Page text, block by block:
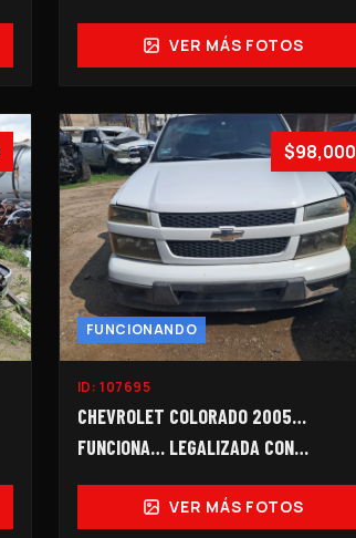
VER MÁS FOTOS
$98,000
FUNCIONANDO
ID:107695
CHEVROLET COLORADO 2005…
FUNCIONA… LEGALIZADA CON
VER MÁS FOTOS